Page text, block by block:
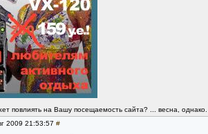
повлиять на Вашу посещаемость сайта? ... весна, однако.
2009 21:53:57 #